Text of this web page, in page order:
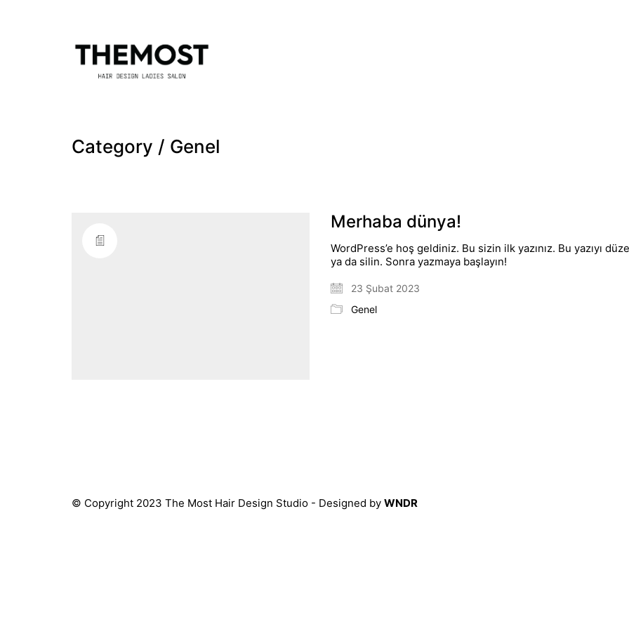
Category / Genel
Merhaba dünya!
WordPress’e hoş geldiniz. Bu sizin ilk yazınız. Bu yazıyı
ya da silin. Sonra yazmaya başlayın!
23 Şubat 2023
Genel
© Copyright 2023 The Most Hair Design Studio - Designed by WNDR